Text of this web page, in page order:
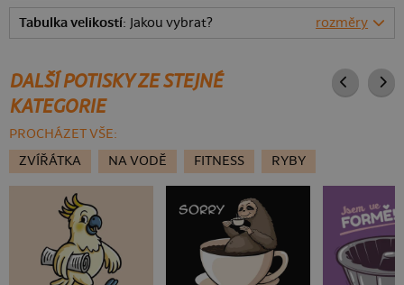
Tabulka velikostí: Jakou vybrat? rozměry
DALŠÍ POTISKY ZE STEJNÉ
KATEGORIE
PROCHÁZET VŠE:
ZVÍŘÁTKA
NA VODĚ FITNESS RYBY